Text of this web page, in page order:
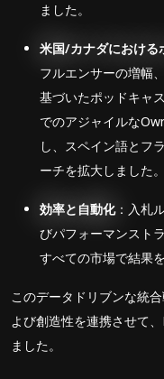
ました。
米国/カナダにおける
フルエンサーの増幅
基づいたポッドキャ
でのアジャイルな
し、スペイン語とフ
ーチを拡大しました。
効率と自動化：入札
びパフォーマンスト
すべての市場で結果
このデータドリブンな統
よび創造性を連携させて
ました。